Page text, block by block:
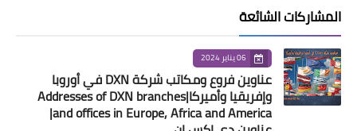
المشاركات الشائعة
06 يناير 2024
عناوين فروع ومكاتب شركة DXN في أوروبا
وإفريقيا وأميركا|Addresses of DXN branches
and offices in Europe, Africa and America|